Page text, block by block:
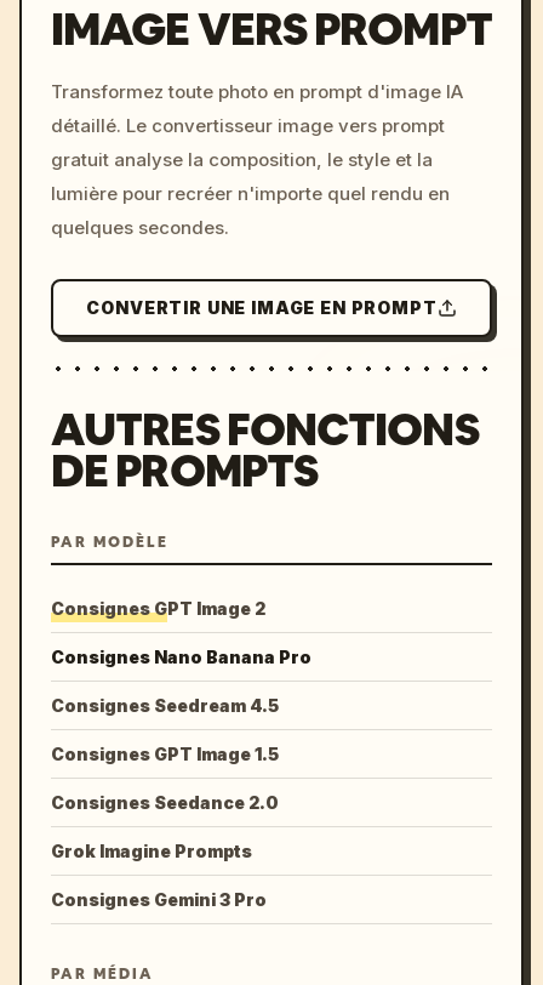
c, cyberpunk sunset, neon
colors, 8k --v 6.0
IMAGE VERS PROMPT
Transformez toute photo en prompt d'image IA
détaillé. Le convertisseur image vers prompt
gratuit analyse la composition, le style et la
lumière pour recréer n'importe quel rendu en
quelques secondes.
CONVERTIR UNE IMAGE EN PROMPT
AUTRES FONCTIONS
DE PROMPTS
PAR MODÈLE
Consignes GPT Image 2
Consignes Nano Banana Pro
Consignes Seedream 4.5
Consignes GPT Image 1.5
Consignes Seedance 2.0
Grok Imagine Prompts
Consignes Gemini 3 Pro
PAR MÉDIA